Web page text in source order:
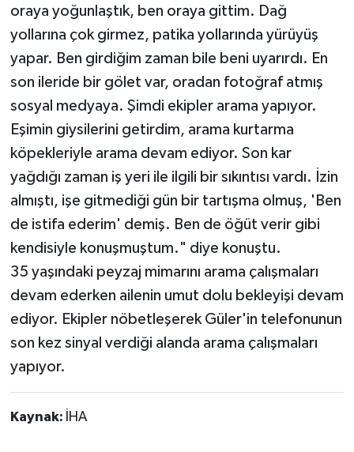
oraya yoğunlaştık, ben oraya gittim. Dağ
yollarına çok girmez, patika yollarında yürüyüş
yapar. Ben girdiğim zaman bile beni uyarırdı. En
son ileride bir gölet var, oradan fotoğraf atmış
sosyal medyaya. Şimdi ekipler arama yapıyor.
Eşimin giysilerini getirdim, arama kurtarma
köpekleriyle arama devam ediyor. Son kar
yağdığı zaman iş yeri ile ilgili bir sıkıntısı vardı. İzin
almıştı, işe gitmediği gün bir tartışma olmuş, 'Ben
de istifa ederim' demiş. Ben de öğüt verir gibi
kendisiyle konuşmuştum." diye konuştu.
35 yaşındaki peyzaj mimarını arama çalışmaları
devam ederken ailenin umut dolu bekleyişi devam
ediyor. Ekipler nöbetleşerek Güler'in telefonunun
son kez sinyal verdiği alanda arama çalışmaları
yapıyor.
Kaynak: İHA